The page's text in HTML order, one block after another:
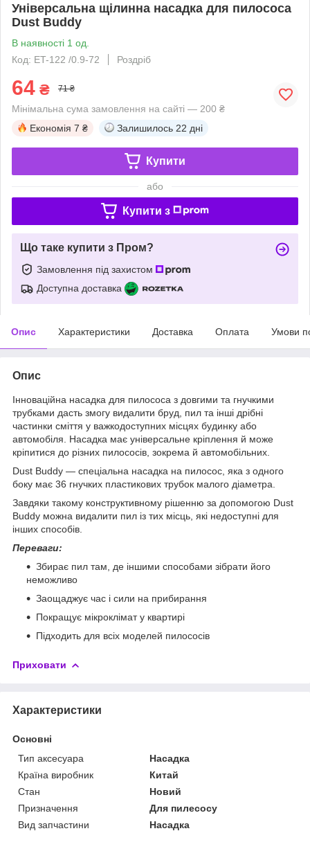
Універсальна щілинна насадка для пилососа
Dust Buddy
В наявності 1 од.
Код: ET-122 /0.9-72
Роздріб
64 ₴ 71 ₴
Мінімальна сума замовлення на сайті — 200 ₴
Економія 7 ₴ Залишилось 22 дні
Купити
або
Купити з
Що таке купити з Пром?
Замовлення під захистом
Доступна доставка
Опис Характеристики Доставка Оплата Умови
Опис
Інноваційна насадка для пилососа з довгими та гнучкими
трубками дасть змогу видалити бруд, пил та інші дрібні
частинки сміття у важкодоступних місцях будинку або
автомобіля. Насадка має універсальне кріплення й може
кріпитися до різних пилососів, зокрема й автомобільних.
Dust Buddy — спеціальна насадка на пилосос, яка з одного
боку має 36 гнучких пластикових трубок малого діаметра.
Завдяки такому конструктивному рішенню за допомогою Dust
Buddy можна видалити пил із тих місць, які недоступні для
інших способів.
Переваги:
Збирає пил там, де іншими способами зібрати його
неможливо
Заощаджує час і сили на прибирання
Покращує мікроклімат у квартирі
Підходить для всіх моделей пилососів
Приховати
Характеристики
Основні
Тип аксесуара
Насадка
Країна виробник
Китай
Стан
Новий
Призначення
Для пилесосу
Вид запчастини
Насадка